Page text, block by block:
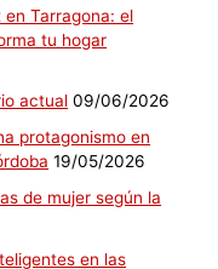
Tarragona: el
tu hogar
actual 09/06/2026
protagonismo en
19/05/2026
de mujer según la
en las